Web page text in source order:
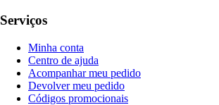
Serviços
Minha conta
Centro de ajuda
Acompanhar meu pedido
Devolver meu pedido
Códigos promocionais